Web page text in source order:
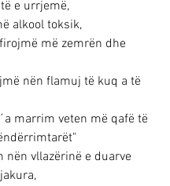
e urrjemë,
alkool toksik,
më zemrën dhe
nën flamuj të kuq a të
marrim veten më qafë të
nën vllazërinë e duarve